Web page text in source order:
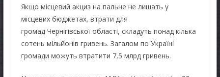
Якщо місцевий акциз на пальне не лишать у
місцевих бюджетах, втрати для
громад Чернігівської області, складуть понад кілька
сотень мільйонів гривень. Загалом по Україні
громади можуть втратити 7,5 млрд гривень.